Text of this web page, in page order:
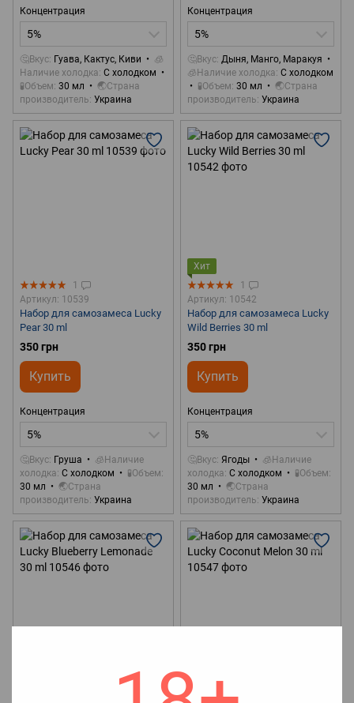
Концентрация
5%
🤔Вкус Гуава, Кактус, Киви
🧊
Наличие холодка С холодком
🧪Объем 30 мл
🌏Страна
производитель Украина
Концентрация
5%
🤔Вкус Дыня, Манго, Маракуя
🧊Наличие холодка С холодком
🧪Объем 30 мл
🌏Страна
производитель Украина
1
Артикул: 10539
Набор для самозамеса Lucky
Pear 30 ml
350 грн
Купить
Концентрация
5%
🤔Вкус Груша
🧊Наличие
холодка С холодком
🧪Объем
30 мл
🌏Страна
производитель Украина
Хит
1
Артикул: 10542
Набор для самозамеса Lucky
Wild Berries 30 ml
350 грн
Купить
Концентрация
5%
🤔Вкус Ягоды
🧊Наличие
холодка С холодком
🧪Объем
30 мл
🌏Страна
производитель Украина
Артикул: 10547